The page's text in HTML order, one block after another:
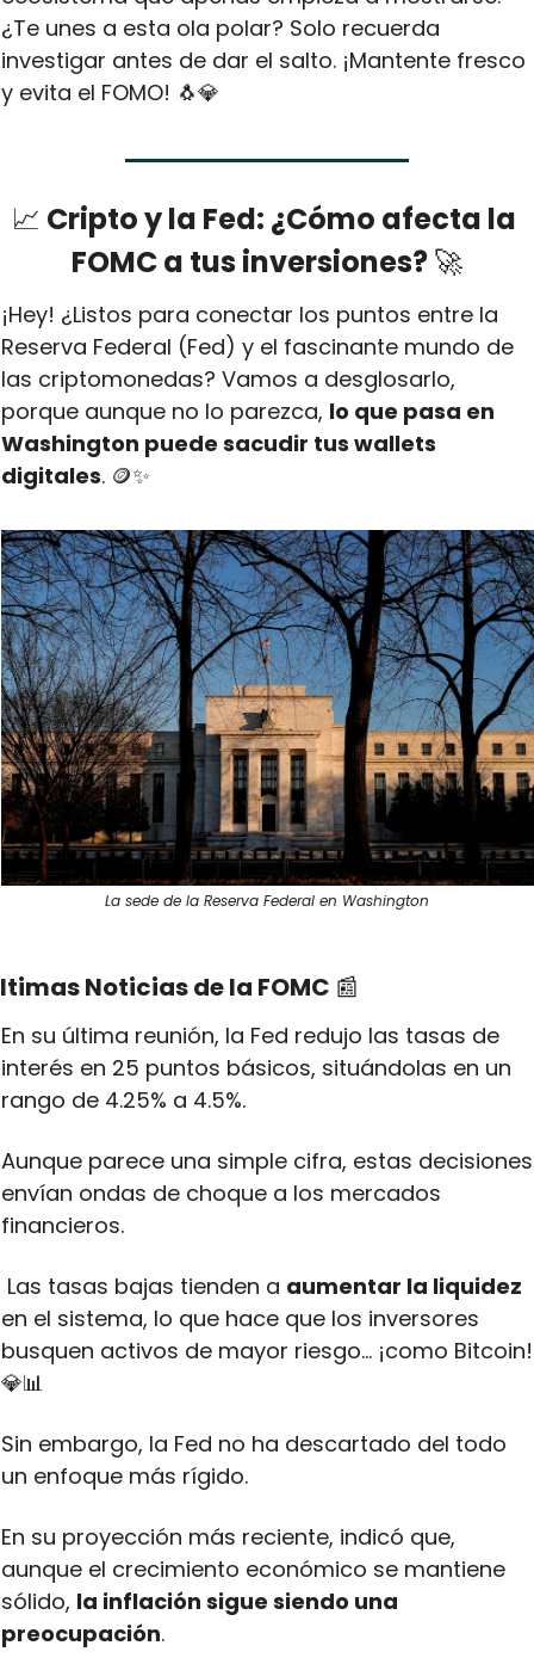
¿Te unes a esta ola polar? Solo recuerda
investigar antes de dar el salto. ¡Mantente fresco
y evita el FOMO! 🐧💎
📈 Cripto y la Fed: ¿Cómo afecta la
FOMC a tus inversiones? 🚀
¡Hey! ¿Listos para conectar los puntos entre la
Reserva Federal (Fed) y el fascinante mundo de
las criptomonedas? Vamos a desglosarlo,
porque aunque no lo parezca, lo que pasa en
Washington puede sacudir tus wallets
digitales. 🪙✨
La sede de la Reserva Federal en Washington
Noticias de la FOMC 📰
En su última reunión, la Fed redujo las tasas de
interés en 25 puntos básicos, situándolas en un
rango de 4.25% a 4.5%.
Aunque parece una simple cifra, estas decisiones
envían ondas de choque a los mercados
financieros.
Las tasas bajas tienden a aumentar la liquidez
en el sistema, lo que hace que los inversores
💎📊
Sin embargo, la Fed no ha descartado del todo
un enfoque más rígido.
En su proyección más reciente, indicó que,
aunque el crecimiento económico se mantiene
sólido, la inflación sigue siendo una
preocupación.